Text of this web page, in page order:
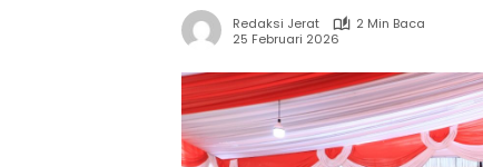
Redaksi Jerat
2 Min Baca
25 Februari 2026